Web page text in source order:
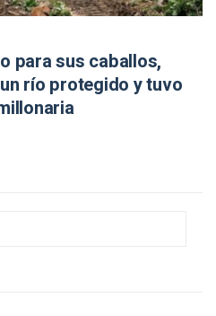
para sus caballos,
río protegido y tuvo